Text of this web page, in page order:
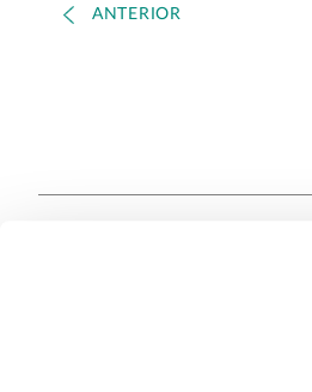
ANTERIOR